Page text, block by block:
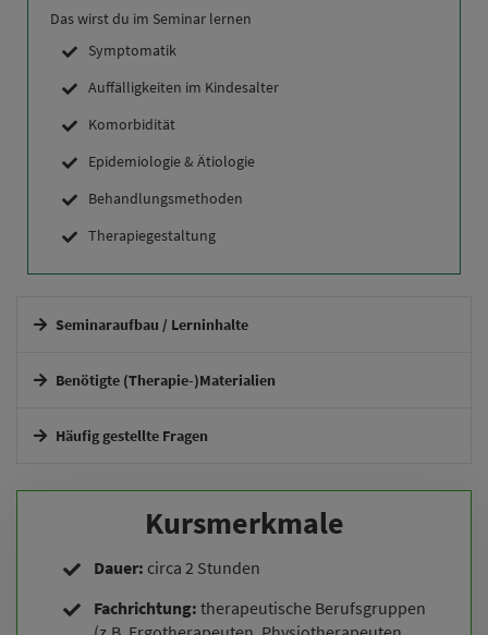
Das wirst du im Seminar lernen
Symptomatik
Auffälligkeiten im Kindesalter
Komorbidität
Epidemiologie & Ätiologie
Behandlungsmethoden
Therapiegestaltung
Seminaraufbau / Lerninhalte
Benötigte (Therapie-)Materialien
Häufig gestellte Fragen
einen Alternativtermin geben?
Kursmerkmale
Dauer: circa 2 Stunden
Fachrichtung: therapeutische Berufsgruppen